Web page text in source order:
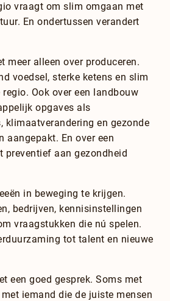
vraagt om slim omgaan met
En ondertussen verandert
meer alleen over produceren.
voedsel, sterke ketens en slim
Ook over een landbouw
opgaves als
klimaatverandering en gezonde
aangepakt. En over een
preventief aan gezondheid
in beweging te krijgen.
bedrijven, kennisinstellingen
vraagstukken die nú spelen.
tot talent en nieuwe
een goed gesprek. Soms met
iemand die de juiste mensen